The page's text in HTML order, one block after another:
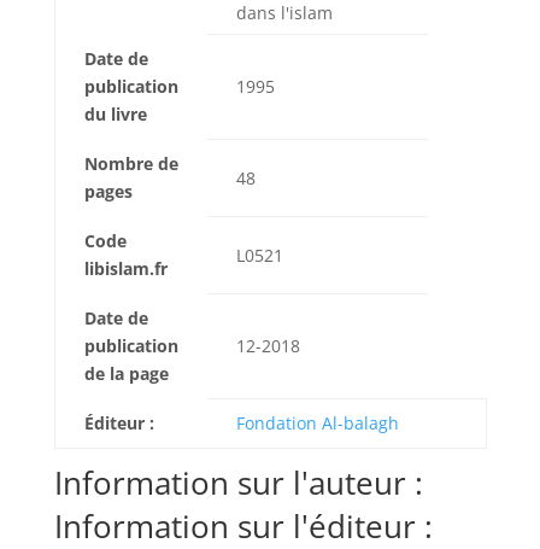
dans l'islam
Date de
publication
du livre
1995
Nombre de
pages
48
Code
libislam.fr
L0521
Date de
publication
de la page
12-2018
Éditeur : Fondation Al-balagh
Information sur l'auteur :
Information sur l'éditeur :